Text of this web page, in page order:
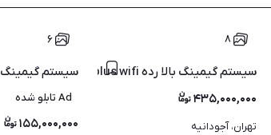
۸
سیستم گیمینگ بالا رده 14600kf , 6900xt , z790Tuf plus wifi
۴۳۵,۰۰۰,۰۰۰
تهران، آجودانیه
۶
سیستم گیمینگ
Ad تابلو شده
۱۵۵,۰۰۰,۰۰۰